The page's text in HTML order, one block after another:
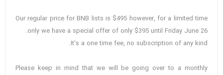
Our regular price for BNB lists is $495 however, for a limited time
only we have a special offer of only $395 until Friday June 26.
It's a one time fee, no subscription of any kind.
Please keep in mind that we will be going over to a monthly